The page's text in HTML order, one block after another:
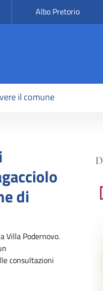
Albo Pretorio
il comune
di
Villa Podernovo.
consultazioni